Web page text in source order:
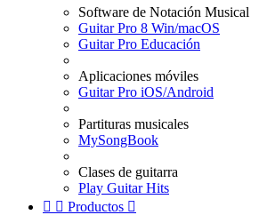
Software de Notación Musical
Guitar Pro 8 Win/macOS
Guitar Pro Educación
Aplicaciones móviles
Guitar Pro iOS/Android
Partituras musicales
MySongBook
Clases de guitarra
Play Guitar Hits
  Productos 